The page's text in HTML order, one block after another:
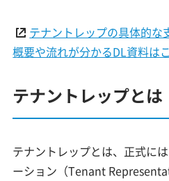
テナントレップの具体的な
概要や流れが分かるDL資料は
テナントレップとは
テナントレップとは、正式に
ーション（Tenant